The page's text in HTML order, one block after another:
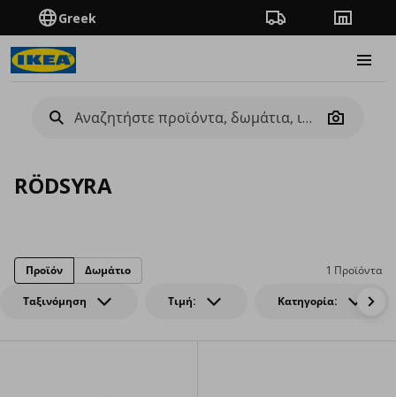
Greek Πορεία παραγγελίας
Camera
RÖDSYRA
Ταξινόμηση Τιμή: Κατηγορία:
1 Προϊόντα
Προϊόν Δωμάτιο